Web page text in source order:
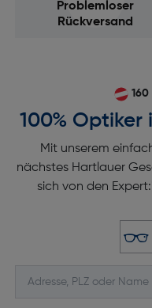
Problemloser
Rückversand
100% Optiker
Mit unserem
nächstes Hartlauer
sich von den